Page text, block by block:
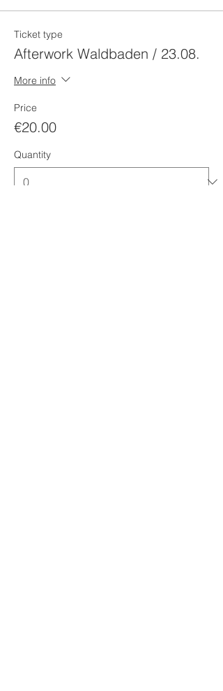
Ticket type
Afterwork Waldbaden / 23.08.
More info
Price
€20.00
Quantity